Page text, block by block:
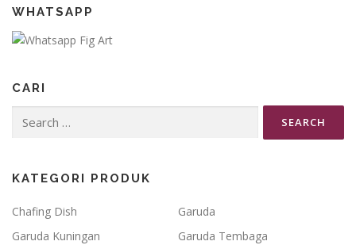
WHATSAPP
CARI
for:
KATEGORI PRODUK
Chafing Dish
Garuda
Garuda Kuningan
Garuda Tembaga